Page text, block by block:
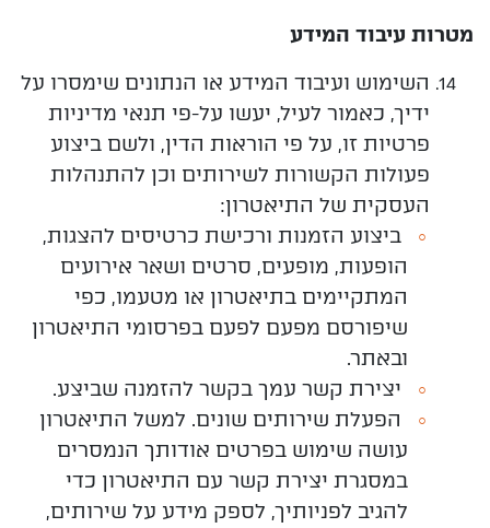
מטרות עיבוד המידע
השימוש ועיבוד המידע או הנתונים שימסרו על
ידיך, כאמור לעיל, יעשו על-פי תנאי מדיניות
פרטיות זו, על פי הוראות הדין, ולשם ביצוע
פעולות הקשורות לשירותים וכן להתנהלות
העסקית של התיאטרון:
ביצוע הזמנות ורכישת כרטיסים להצגות,
הופעות, מופעים, סרטים ושאר אירועים
המתקיימים בתיאטרון או מטעמו, כפי
שיפורסם מפעם לפעם בפרסומי התיאטרון
ובאתר.
יצירת קשר עמך בקשר להזמנה שביצע.
הפעלת שירותים שונים. למשל התיאטרון
עושה שימוש בפרטים אודותך הנמסרים
במסגרת יצירת קשר עם התיאטרון כדי
להגיב לפניותיך, לספק מידע על שירותים,